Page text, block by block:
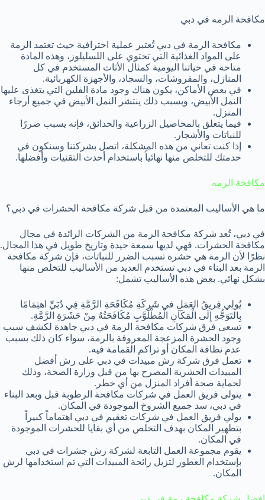
مكافحة الرمه في دبي
مكافحة الرمة في دبي تُعتبر عملية احترافية حيث تعتمد الرمة
على المواد الغذائية التي تحتوي على اللسليلوز، وهذه المادة
متاحة في حياتنا اليومية كمثال الأثاث المستخدم في كل
المنازل، والمفروشات، والسجاد، والأجهزة الكهربائية.
في بعض الأماكن، يكون هناك وجود مادة الفلين التي يتغذى عليها
النمل الأبيض، وبسبب ذلك ينتشر النمل الأبيض في جميع أرجاء
المنزل.
فيما يتعلق بالمحاصيل الزراعية والحدائق، فإنه يسبب ضررًا
للنباتات والأشجار.
إذا كنت تعاني من هذه المشكلة، اتصل بشركتنا وسنكون في
خدمتك للتخلص منها نهائياً باستخدام أحدث التقنيات وأفضلها.
مكافحة الرمه
ما هي الأساليب المعتمدة من قبل شركة مكافحة الحشرات في دبي؟
في دبي، تُعد شركة مكافحة الرمة من الشركات الرائدة في مجال
مكافحة الحشرات. فهي لديها سمعة جيدة وتاريخ طويل في هذا المجال.
نظرًا لأن الرمة هي حشرة تسبب الضرر للنباتات، فإن شركة مكافحة
الرمة بعد البناء في دبي تستخدم العديد من الأساليب للتخلص منها
بشكل نهائي. بعض هذه الأساليب تشمل:
يُولِي فِريقُ العَمَلِ في شَرِكَةِ مُكَافَحَةِ الرَّمَّةِ فِي دُبَيِّ اهتِمَامًا
بِالتَوَجُّهِ إِلَى الْمَكَانِ الْمُطْلَوَّبِ مُكَافَحَتُهُ مِنْ حَشَرَةِ الرَّمَّةِ.
تسعى فرق شركات مكافحة الرمة في دبي جاهدة لكشف سبب
وجود الحشرة المزعجة المعروفة بالرمة، سواء كان ذلك بسبب
عدم نظافة المكان أو تراكم القمامة فيه.
تعمل فرق شركة رش مبيدات في دبي على رش أفضل
المبيدات الحشرية المصرح بها من قبل وزارة الصحة، وذلك
لحماية صحة أفراد المنزل من أي خطر.
يتولى فريق العمل في شركات مكافحة الرطوبة قبل وبعد البناء
في دبي، سد جميع الشروخ الموجودة في المكان.
يولي فريق العمل في شركات تعقيم في دبي اهتماماً كبيراً
بتطهير المكان بهدف التخلص من أي بقايا للحشرات الموجودة
في المكان.
يقوم مجموعة العمل التابعة لشركة رش جشرات في دبي
بإستخدام العطور لتزيل رائحة المبيدات التي تم استخدامها لرش
المكان.